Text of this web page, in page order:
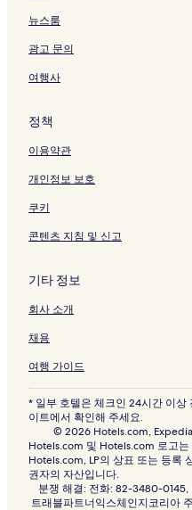
뉴스룸
광고 문의
여행사
정책
이용약관
개인정보 보호
쿠키
콘텐츠 지침 및 신고
기타 정보
회사 소개
채용
여행 가이드
* 일부 호텔은 체크인 24시간 이상
이트에서 확인해 주세요.
© 2026 Hotels.com,
Hotels.com 및 Hotels.com 로고
Hotels.com, LP의 상표 또는 등록
권자의 자산입니다.
분쟁 해결: 전화: 82-3480-
트래블파트너익스체인지코리아